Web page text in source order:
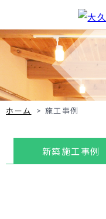
ホーム > 施工事例
新築施工事例